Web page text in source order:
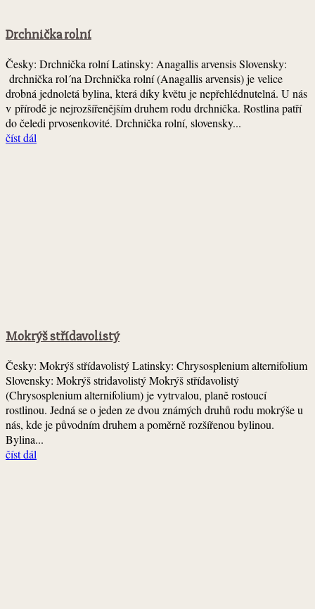
Drchnička rolní
Česky: Drchnička rolní Latinsky: Anagallis arvensis Slovensky:
drchnička rol´na Drchnička rolní (Anagallis arvensis) je velice
drobná jednoletá bylina, která díky květu je nepřehlédnutelná. U nás
v přírodě je nejrozšířenějším druhem rodu drchnička. Rostlina patří
do čeledi prvosenkovité. Drchnička rolní, slovensky...
číst dál
Mokrýš střídavolistý
Česky: Mokrýš střídavolistý Latinsky: Chrysosplenium alternifolium
Slovensky: Mokrýš stridavolistý Mokrýš střídavolistý
(Chrysosplenium alternifolium) je vytrvalou, planě rostoucí
rostlinou. Jedná se o jeden ze dvou známých druhů rodu mokrýše u
nás, kde je původním druhem a poměrně rozšířenou bylinou.
Bylina...
číst dál